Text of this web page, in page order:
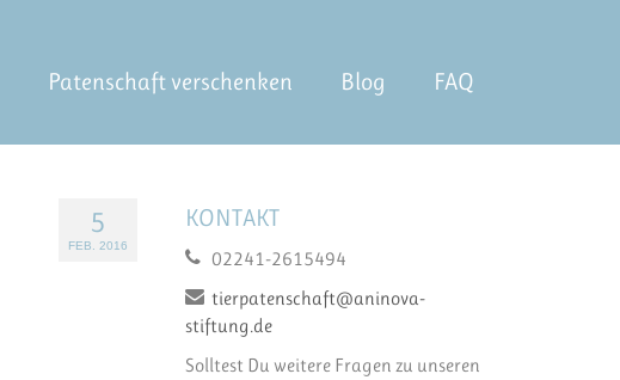
Patenschaft verschenken Blog FAQ
5
FEB. 2016
KONTAKT
02241-2615494
tierpatenschaft@aninova-
stiftung.de
Solltest Du weitere Fragen zu unseren